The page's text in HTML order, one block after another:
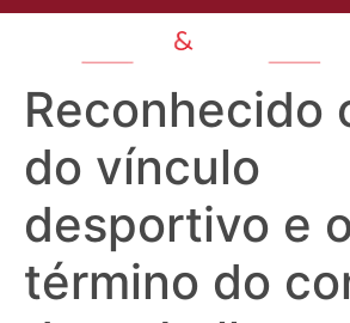
Reconhecido
do vínculo
desportivo e
término do